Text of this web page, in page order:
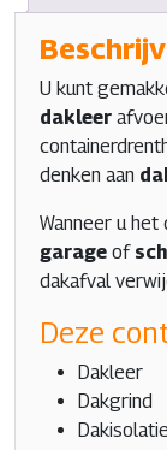
U kunt
dakleer
denken aan
Wanneer u
garage of
dakafval
Deze
Dakleer
Dakgrind
Dakisolatie